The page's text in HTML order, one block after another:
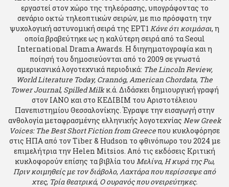
εργαστεί στον χώρο της τηλεόρασης, υπογράφοντας το
σενάριο οκτώ τηλεοπτικών σειρών, με πιο πρόσφατη την
ψυχολογική αστυνομική σειρά της ΕΡΤ1 Κάνε ότι κοιμάσαι, η
οποία βραβεύτηκε ως η καλύτερη σειρά από τα Seoul
International Drama Awards. Η διηγηματογραφία και η
ποίησή του δημοσιεύονται από το 2009 σε γνωστά
αμερικανικά λογοτεχνικά περιοδικά: The Lincoln Review,
World Literature Today, Crannóg, American Chordata, The
Tower Journal, Spilled Milkκ.ά. Διδάσκει δημιουργική γραφή
στον ΙΑΝΟ και στο ΚΕΔΙΒΙΜ του Αριστοτέλειου
Πανεπιστημίου Θεσσαλονίκης. Έγραψε την εισαγωγή στην
ανθολογία μεταφρασμένης ελληνικής λογοτεχνίας New Greek
Voices: The Best Short Fiction from Greece που κυκλοφόρησε
στις ΗΠΑ από τον Tiber & Hudson το φθινόπωρο του 2024 με
επιμελήτρια την Helen Mitsios. Από τις εκδόσεις Κριτική
κυκλοφορούν επίσης τα βιβλία του Μελίνα, Η κυρά της Ρω,
Πριν κοιμηθείς με τον διάβολο, Λαχτάρα που περίσσεψε από
χτες, Τρία θεατρικά, Ο ουρανός που ονειρεύτηκες.